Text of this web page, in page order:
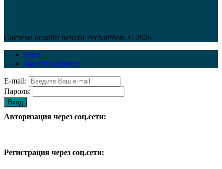
Система онлайн печати PechatPhoto © 2026
Вход
Завести кабинет
E-mail:
Пароль:
Вход
Авторизация через соц.сети:
Регистрация через соц.сети: